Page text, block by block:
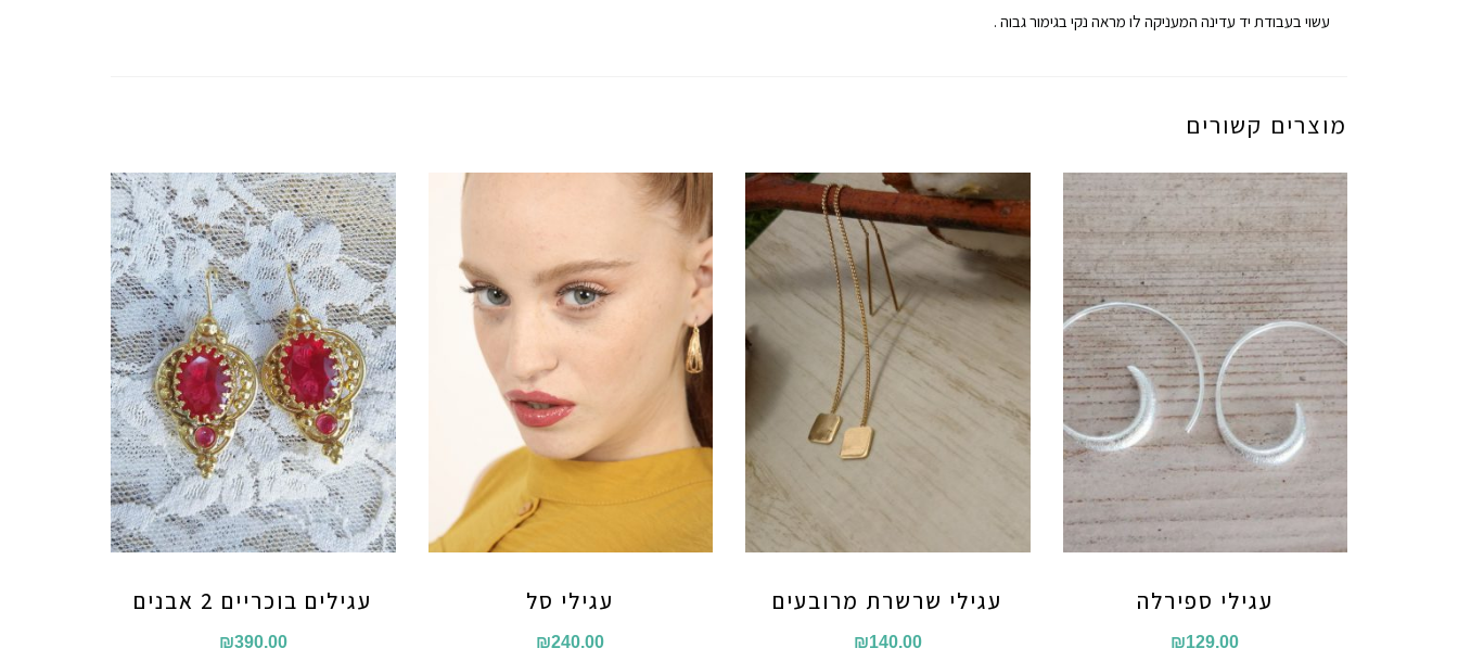
עשוי בעבודת יד עדינה המעניקה לו מראה נקי בגימור גבוה .
מוצרים קשורים
עגילים בוכריים 2 אבנים
₪390.00
עגילי סל
₪240.00
עגילי שרשרת מרובעים
₪140.00
עגילי ספירלה
₪129.00